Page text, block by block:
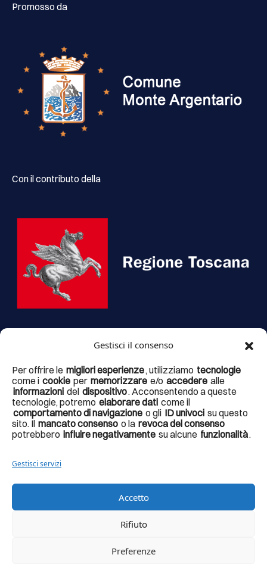
Gestisci il consenso
Per offrire le migliori esperienze, utilizziamo tecnologie
come i cookie per memorizzare e/o accedere alle
informazioni del dispositivo. Acconsentendo a queste
tecnologie, potremo elaborare dati come il
comportamento di navigazione o gli ID univoci su questo
sito. Il mancato consenso o la revoca del consenso
potrebbero influire negativamente su alcune funzionalità.
Gestisci servizi
Accetto
Rifiuto
Preferenze
Promosso da
Con il contributo della
Presidios, i totem interattivi, il progetto delle strutture accessorie
alla fruizione e valorizzazione dei percorsi tematici esistenti nel
territoriofanno parte di un articolato progetto di valorizzazione
denominatoExperience the landscape – verso il turismo del terzo
millennio, finanziato dalla Regione Toscana con il fondo per la
D19J21021220006.
fiscale / Partita Iva: 00124360538 – Portale progettato e